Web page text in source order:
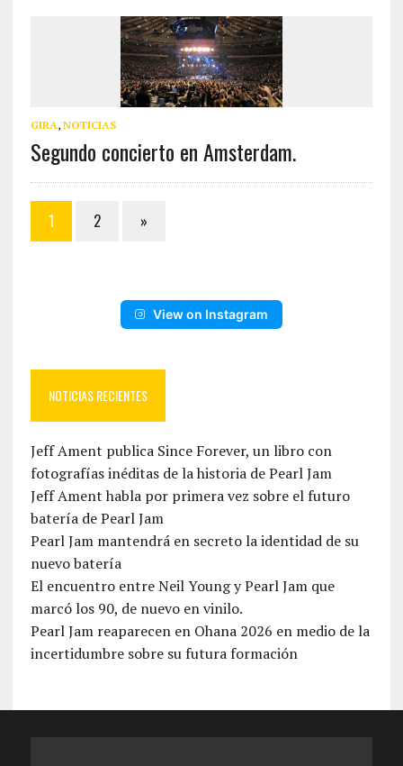
GIRA, NOTICIAS
Segundo concierto en Amsterdam.
1 2 »
View on Instagram
NOTICIAS RECIENTES
Jeff Ament publica Since Forever, un libro con
fotografías inéditas de la historia de Pearl Jam
Jeff Ament habla por primera vez sobre el futuro
batería de Pearl Jam
Pearl Jam mantendrá en secreto la identidad de su
nuevo batería
El encuentro entre Neil Young y Pearl Jam que
marcó los 90, de nuevo en vinilo.
Pearl Jam reaparecen en Ohana 2026 en medio de la
incertidumbre sobre su futura formación